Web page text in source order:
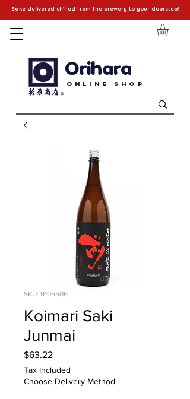
Sake delivered chilled from the brewery to your doorstep!
Orihara
Online Shop
SKU: 9105506
Koimari Saki
Junmai
$63.22Price
Tax Included |
Choose Delivery Method